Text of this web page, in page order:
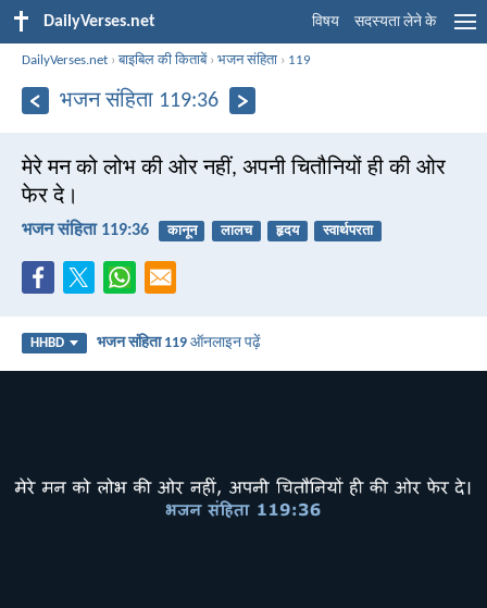
DailyVerses.net विषय सदस्यता लेने के
DailyVerses.net ›बाइबिल की किताबें›भजन संहिता › 119
भजन संहिता 119:36
मेरे मन को लोभ की ओर नहीं, अपनी चितौनियों ही की ओर
फेर दे।
भजन संहिता 119:36 कानून लालच हृदय स्वार्थपरता
HHBD भजन संहिता 119 ऑनलाइन पढ़ें